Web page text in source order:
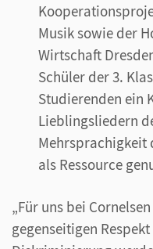
Musik sowie der
Wirtschaft
Schüler der 3.
Studierenden ein
Lieblingsliedern
Mehrsprachigkeit
als Ressource
„Für uns bei
gegenseitigen